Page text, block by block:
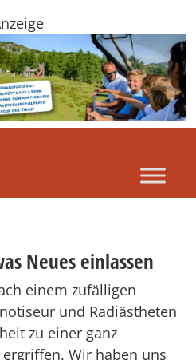
Neues einlassen
einem zufälligen
und Radiästheten
zu einer ganz
Wir haben uns